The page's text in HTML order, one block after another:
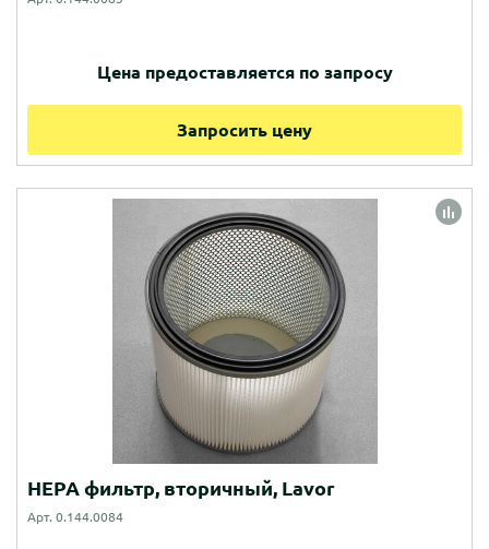
Цена предоставляется по запросу
Запросить цену
HEPA фильтр, вторичный, Lavor
Арт. 0.144.0084